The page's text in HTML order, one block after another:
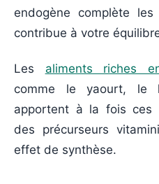
endogène complète
contribue à votre
Les aliments riches
comme le yaourt, le
apportent à la fois ces
des précurseurs
effet de synthèse.